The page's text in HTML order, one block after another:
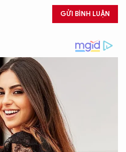
GỬI BÌNH LUẬN
CỦA
điều gì bạn cần biết về
Tôi sẵn sàng hỗ trợ!